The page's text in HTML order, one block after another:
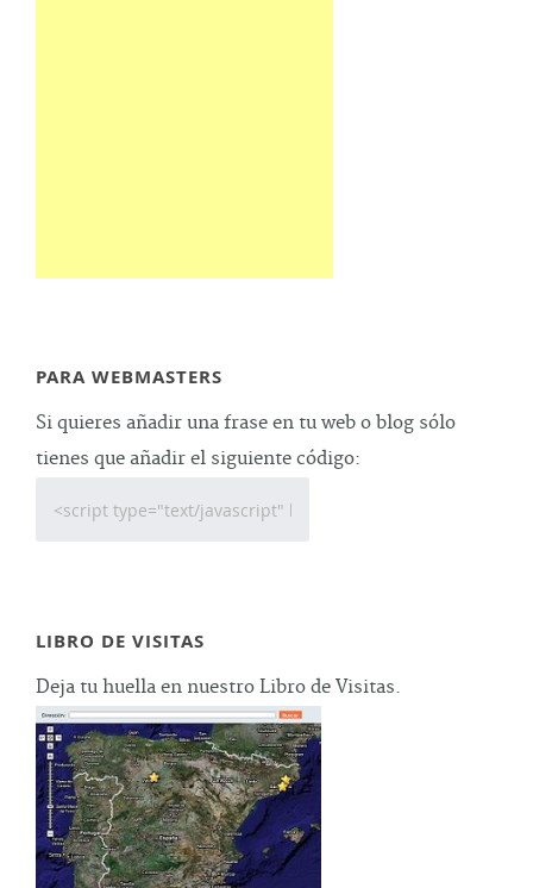
PARA WEBMASTERS
Si quieres añadir una frase en tu web o blog sólo
tienes que añadir el siguiente código:
LIBRO DE VISITAS
Deja tu huella en nuestro Libro de Visitas.